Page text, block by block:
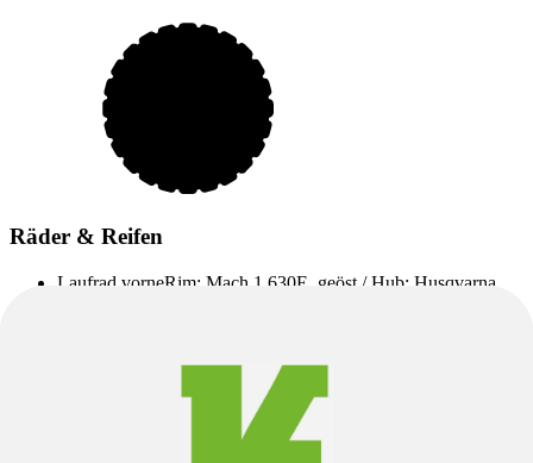
Räder & Reifen
Laufrad vorneRim: Mach 1 630E, geöst / Hub: Husqvarna
Nexus, SG-C7002 | Mach 1 630E, geöst
Shimano Nexus, SG-C7002
Husqvarna DN618F, Center Lock, 9x100 mm,